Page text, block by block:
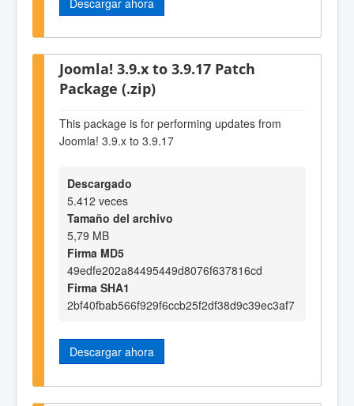
Joomla! 3.9.x to 3.9.17 Patch
Package (.zip)
This package is for performing updates from
Joomla! 3.9.x to 3.9.17
Descargado
5.412 veces
Tamaño del archivo
5,79 MB
Firma MD5
49edfe202a84495449d8076f637816cd
Firma SHA1
2bf40fbab566f929f6ccb25f2df38d9c39ec3af7
Descargar ahora